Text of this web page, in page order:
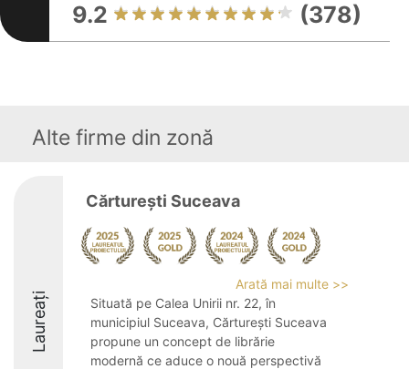
9.2 (378)
Alte firme din zonă
Laureați
Cărturești Suceava
Arată mai multe >>
Situată pe Calea Unirii nr. 22, în
municipiul Suceava, Cărturești Suceava
propune un concept de librărie
modernă ce aduce o nouă perspectivă